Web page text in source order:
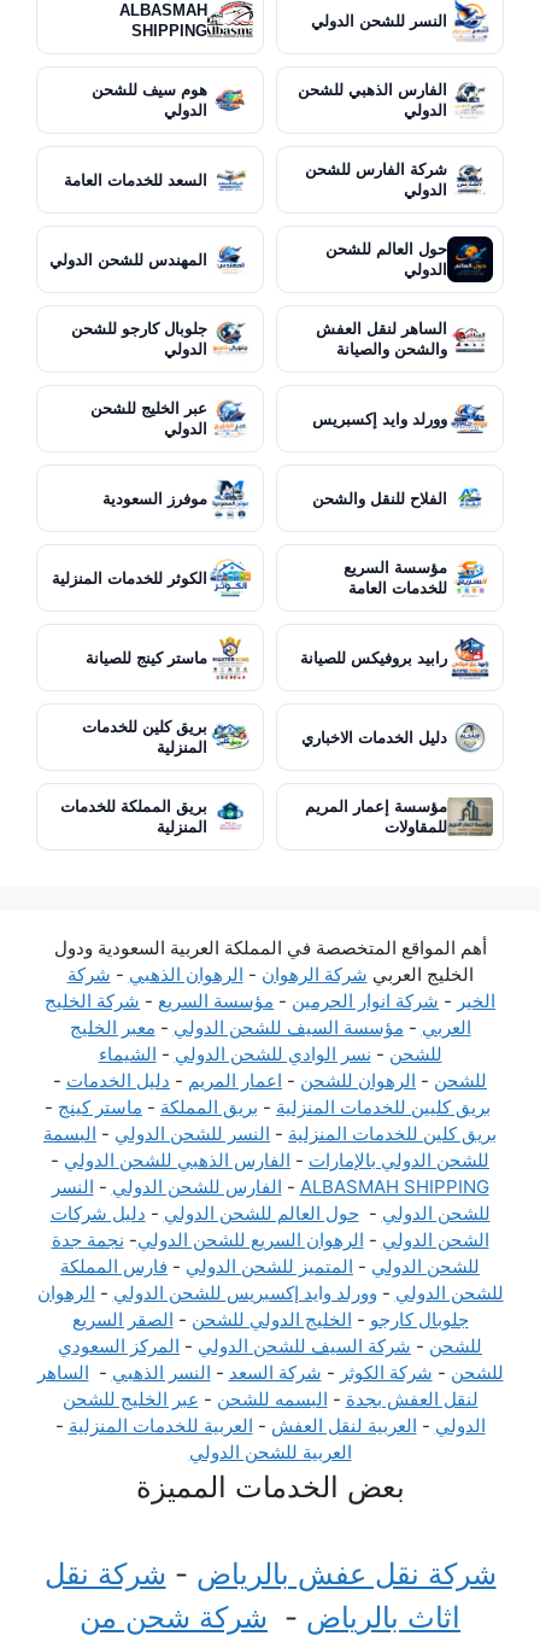
النسر للشحن الدولي
ALBASMAH
SHIPPING
الفارس الذهبي للشحن
الدولي
هوم سيف للشحن
الدولي
شركة الفارس للشحن
الدولي
السعد للخدمات العامة
حول العالم للشحن
الدولي
المهندس للشحن الدولي
الساهر لنقل العفش
والشحن والصيانة
جلوبال كارجو للشحن
الدولي
وورلد وايد إكسبريس
عبر الخليج للشحن
الدولي
الفلاح للنقل والشحن موفرز السعودية
مؤسسة السريع
للخدمات العامة
الكوثر للخدمات المنزلية
رابيد بروفيكس للصيانة ماستر كينج للصيانة
دليل الخدمات الاخباري
بريق كلين للخدمات
المنزلية
مؤسسة إعمار المريم
للمقاولات
بريق المملكة للخدمات
المنزلية
أهم المواقع المتخصصة في المملكة العربية السعودية ودول
الخليج العربي شركة الرهوان - الرهوان الذهبي - شركة
الخير - شركة انوار الحرمين - مؤسسة السريع - شركة الخليج
العربي - مؤسسة السيف للشحن الدولي - معبر الخليج
للشحن - نسر الوادي للشحن الدولي - الشيماء
للشحن - الرهوان للشحن - اعمار المريم - دليل الخدمات -
بريق كليين للخدمات المنزلية - بريق المملكة - ماستر كينج -
بريق كلين للخدمات المنزلية - النسر للشحن الدولي - البسمة
للشحن الدولي بالإمارات - الفارس الذهبي للشحن الدولي -
ALBASMAH SHIPPING
- الفارس للشحن الدولي - النسر
للشحن الدولي -حول العالم للشحن الدولي - دليل شركات
الشحن الدولي - الرهوان السريع للشحن الدولي- نجمة جدة
للشحن الدولي - المتميز للشحن الدولي - فارس المملكة
للشحن الدولي - وورلد وايد إكسبريس للشحن الدولي - الرهوان
جلوبال كارجو - الخليج الدولي للشحن - الصقر السريع
للشحن - شركة السيف للشحن الدولي - المركز السعودي
للشحن - شركة الكوثر - شركة السعد - النسر الذهبي - الساهر
لنقل العفش بجدة - البسمه للشحن - عبر الخليج للشحن
الدولي - العربية لنقل العفش - العربية للخدمات المنزلية -
العربية للشحن الدولي
بعض الخدمات المميزة
شركة نقل عفش بالرياض - شركة نقل
اثاث بالرياض - شركة شحن من